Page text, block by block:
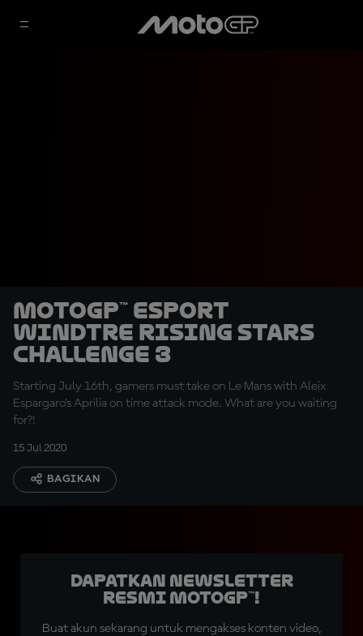
MotoGP™ eSport
WINDTRE Rising Stars
Challenge 3
Starting July 16th, gamers must take on Le Mans with Aleix
Espargaro’s Aprilia on time attack mode. What are you waiting
for?!
15 Jul 2020
BAGIKAN
Dapatkan Newsletter
Resmi MotoGP™!
Buat akun sekarang untuk mengakses konten video,